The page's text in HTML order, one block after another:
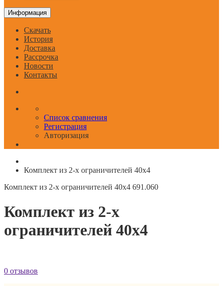
Информация
Скачать
История
Доставка
Рассрочка
Новости
Контакты
Список сравнения
Регистрация
Авторизация
Комплект из 2-х ограничителей 40x4
Комплект из 2-х ограничителей 40x4 691.060
Комплект из 2-х
ограничителей 40x4
0 отзывов